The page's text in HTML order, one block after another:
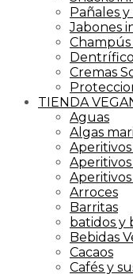
Pañales
Jabones
Champús
Cremas
TIENDA
Aguas
Algas
Arroces
Barritas
batidos y
Bebidas
Cacaos
Cafés y